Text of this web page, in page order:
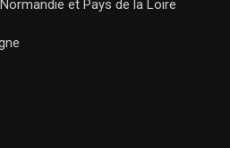
et Pays de la Loire